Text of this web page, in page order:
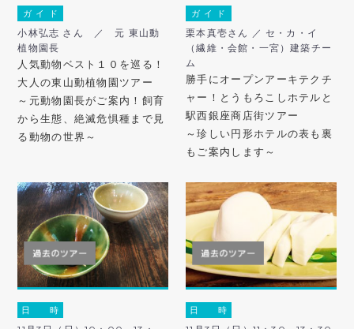
ガ イ ド
小林弘志 さん ／ 元 東山動
植物園長
人気動物ベスト１０を巡る！
大人の東山動植物園ツアー
～元動物園長がご案内！飼育
から生態、絶滅危惧種まで見
る動物の世界～
ガ イ ド
栗本真壱さん ／ セ・カ・イ
（繊維・会館・一宮）建築チー
ム
勝手にオープンアーキテクチ
ャー！とうもろこしホテルと
駅西銀座商店街ツアー
～珍しい円形ホテルの表も裏
もご案内します～
日 時 日 時